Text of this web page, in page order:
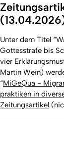
Unter dem Titel
Gottesstrafe bis
vier
Martin Wein)
“MiGeQua -
praktiken in
Zeitungsartikel